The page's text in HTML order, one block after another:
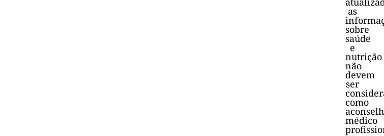
as
sobre
saúde
e
nutrição
não
devem
ser
como
médico